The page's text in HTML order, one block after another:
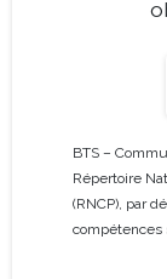
BTS –
Répertoire
(RNCP), par
compétences